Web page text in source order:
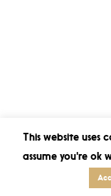
This website uses
assume you're ok